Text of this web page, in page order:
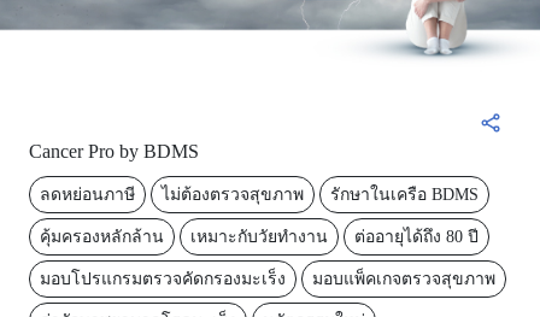
Cancer Pro by BDMS
ลดหย่อนภาษี ไม่ต้องตรวจสุขภาพ รักษาในเครือ BDMS
คุ้มครองหลักล้าน เหมาะกับวัยทำงาน ต่ออายุได้ถึง 80 ปี
มอบโปรแกรมตรวจคัดกรองมะเร็ง มอบแพ็คเกจตรวจสุขภาพ